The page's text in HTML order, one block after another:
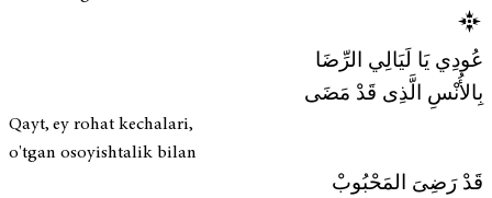
عُودِي يَا لَيَالِي الرِّضَا
بِالأُنْسِ الَّذِى قَدْ مَضَى
Qayt, ey rohat kechalari,
o'tgan osoyishtalik bilan
قَدْ رَضِىَ المَحْبُوبْ